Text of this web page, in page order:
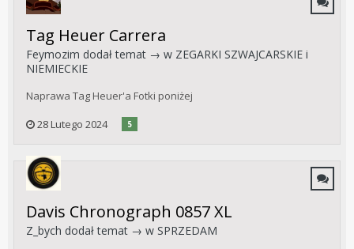
Tag Heuer Carrera
Feymozim dodał temat → w ZEGARKI SZWAJCARSKIE i
NIEMIECKIE
Naprawa Tag Heuer'a Fotki poniżej
28 Lutego 2024
5
Davis Chronograph 0857 XL
Z_bych dodał temat → w SPRZEDAM